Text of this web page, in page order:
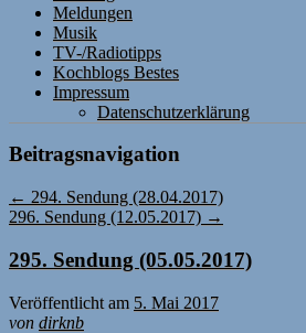
Inhalt
springen
Meldungen
Musik
TV-/Radiotipps
Kochblogs Bestes
Impressum
Datenschutzerklärung
Beitragsnavigation
← 294. Sendung (28.04.2017)
296. Sendung (12.05.2017) →
295. Sendung (05.05.2017)
Veröffentlicht am 5. Mai 2017
von dirknb